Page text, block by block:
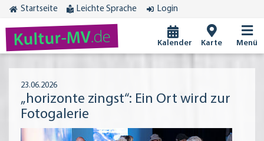
Startseite Leichte Sprache Login
Kultur-MV.de Kalender Karte Menü
23.06.2026
„horizonte zingst“: Ein Ort wird zur
Fotogalerie